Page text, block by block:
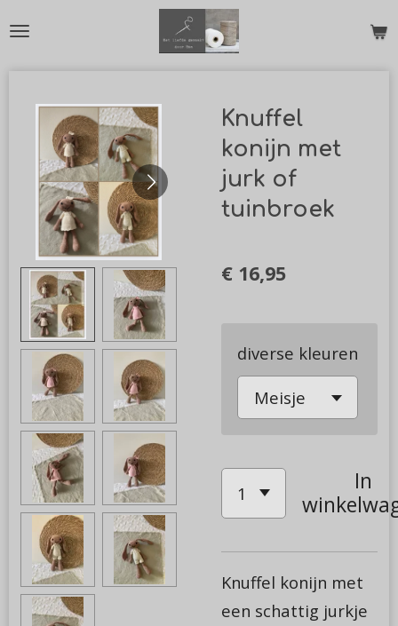
Ga
hoofdinhoud
Knuffel
konijn met
jurk of
tuinbroek
€ 16,95
diverse kleuren
In
Knuffel konijn met
een schattig jurkje